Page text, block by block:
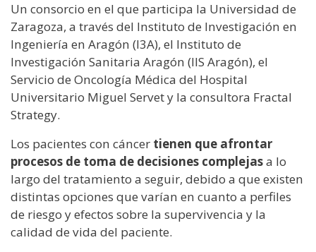
Un consorcio en el que participa la Universidad de
Zaragoza, a través del Instituto de Investigación en
Ingeniería en Aragón (I3A), el Instituto de
Investigación Sanitaria Aragón (IIS Aragón), el
Servicio de Oncología Médica del Hospital
Universitario Miguel Servet y la consultora Fractal
Strategy.
Los pacientes con cáncer tienen que afrontar
procesos de toma de decisiones complejasa lo
largo del tratamiento a seguir, debido a que existen
distintas opciones que varían en cuanto a perfiles
de riesgo y efectos sobre la supervivencia y la
calidad de vida del paciente.